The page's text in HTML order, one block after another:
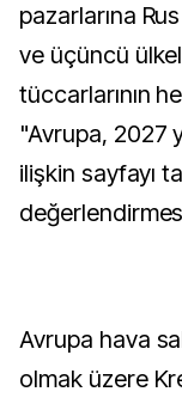
pazarlarına
ve üçüncü
tüccarlarının
"Avrupa, 2027
ilişkin sayfayı
Avrupa hava
olmak üzere